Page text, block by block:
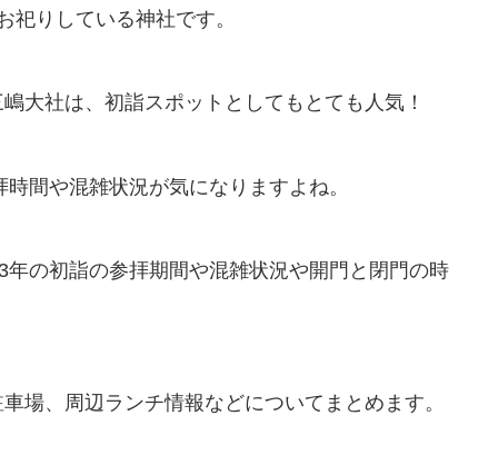
りしている神社です。
大社は、初詣スポットとしてもとても人気！
間や混雑状況が気になりますよね。
の初詣の参拝期間や混雑状況や開門と閉門の時
場、周辺ランチ情報などについてまとめます。